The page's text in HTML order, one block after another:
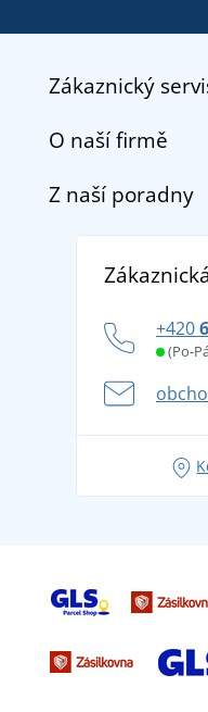
Zákaznický
Kontakt
Doprava a platba
Vrácení zboží a
Potisk a výšivka
Věrnostní program
O naší firmě
O nás
DobrýTextil pro firmy
Z naší poradny
tradicí od roku 1976
Letní dobrodružství
se na dovolenou bez
Tipy na svěží outfity
+420
(Po-